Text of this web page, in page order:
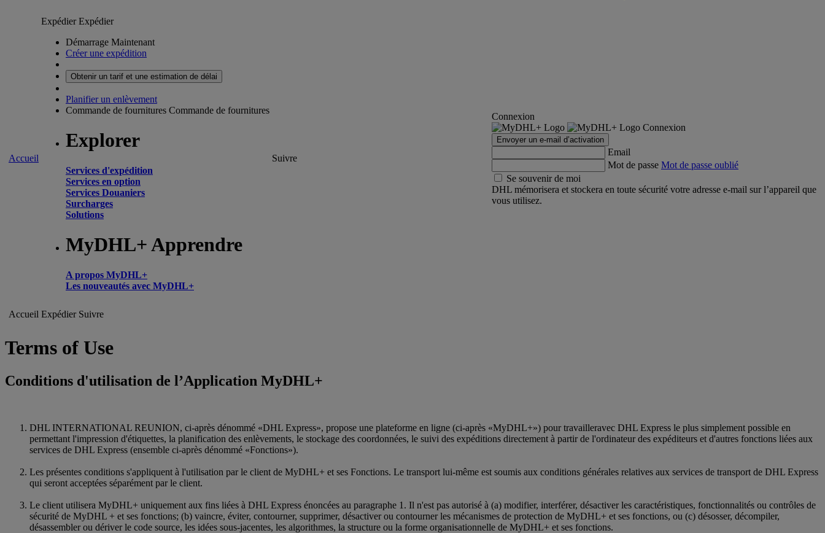
Accueil
ExpédierExpédier
Démarrage Maintenant
Créer une expédition
Obtenir un tarif et une estimation de délai
Planifier un enlèvement
Commande de fournitures Commande de fournitures
Explorer
Services d'expédition
Services en option
Services Douaniers
Surcharges
Solutions
MyDHL+ Apprendre
A propos MyDHL+
Les nouveautés avec MyDHL+
Suivre
Connexion
Connexion
Envoyer un e-mail d’activation
Email
Mot de passe Mot de passe oublié
Se souvenir de moi
DHL mémorisera et stockera en toute sécurité votre adresse e-mail sur l’appareil que
vous utilisez.
Accueil Expédier Suivre
Terms of Use
Conditions d'utilisation de l’Application MyDHL+
DHL INTERNATIONAL REUNION, ci-après dénommé «DHL Express», propose une plateforme en ligne (ci-après «MyDHL+») pour travailleravec DHL Express le plus simplement possible en
permettant l'impression d'étiquettes, la planification des enlèvements, le stockage des coordonnées, le suivi des expéditions directement à partir de l'ordinateur des expéditeurs et d'autres fonctions liées aux
services de DHL Express (ensemble ci-après dénommé «Fonctions»).
Les présentes conditions s'appliquent à l'utilisation par le client de MyDHL+ et ses Fonctions. Le transport lui-même est soumis aux conditions générales relatives aux services de transport de DHL Express
qui seront acceptées séparément par le client.
Le client utilisera MyDHL+ uniquement aux fins liées à DHL Express énoncées au paragraphe 1. Il n'est pas autorisé à (a) modifier, interférer, désactiver les caractéristiques, fonctionnalités ou contrôles de
sécurité de MyDHL + et ses fonctions; (b) vaincre, éviter, contourner, supprimer, désactiver ou contourner les mécanismes de protection de MyDHL+ et ses fonctions, ou (c) désosser, décompiler,
désassembler ou dériver le code source, les idées sous-jacentes, les algorithmes, la structure ou la forme organisationnelle de MyDHL+ et ses fonctions.